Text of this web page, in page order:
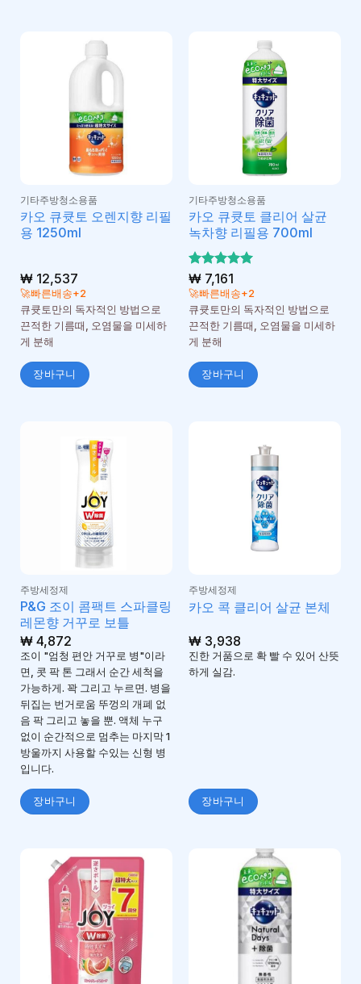
기타주방청소용품
카오 큐큣토 오렌지향 리필
용 1250ml
₩12,537
🚀빠른배송+2
큐큣토만의 독자적인 방법으로
끈적한 기름때, 오염물을 미세하
게 분해
장바구니
기타주방청소용품
카오 큐큣토 클리어 살균
녹차향 리필용 700ml
5 중에서
5로 평가
됨
₩7,161
🚀빠른배송+2
큐큣토만의 독자적인 방법으로
끈적한 기름때, 오염물을 미세하
게 분해
장바구니
주방세정제
P&G 조이 콤팩트 스파클링
레몬향 거꾸로 보틀
₩4,872
조이 "엄청 편안 거꾸로 병"이라
면, 콧 팍 톤 그래서 순간 세척을
가능하게. 꽉 그리고 누르면. 병을
뒤집는 번거로움 뚜껑의 개폐 없
음 팍 그리고 놓을 뿐. 액체 누구
없이 순간적으로 멈추는 마지막 1
방울까지 사용할 수있는 신형 병
입니다.
장바구니
주방세정제
카오 콕 클리어 살균 본체
₩3,938
진한 거품으로 확 빨 수 있어 산뜻
하게 실감.
장바구니